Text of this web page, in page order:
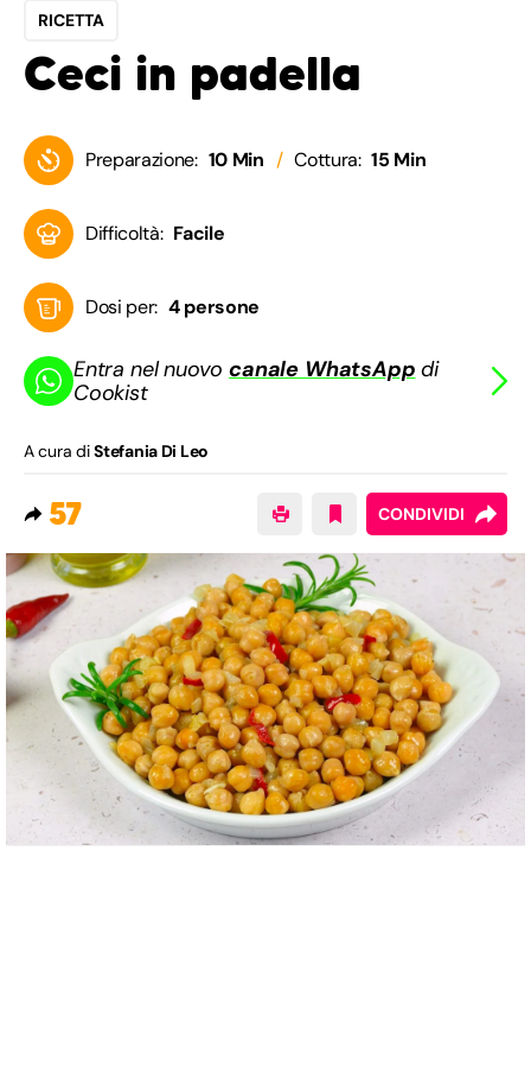
RICETTA
Ceci in padella
Preparazione: 10 Min Cottura: 15 Min
Difficoltà: Facile
Dosi per: 4 persone
Entra nel nuovocanale WhatsApp di
Cookist
A cura diStefania Di Leo
57 CONDIVIDI